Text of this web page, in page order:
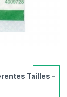
Tailles -